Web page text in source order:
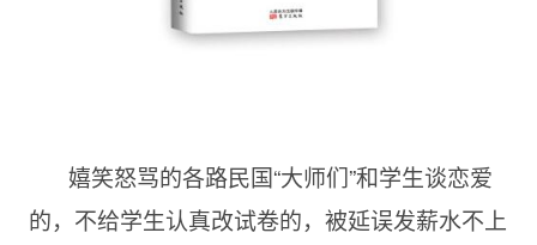
嬉笑怒骂的各路民国“大师们”和学生谈恋爱
的，不给学生认真改试卷的，被延误发薪水不上